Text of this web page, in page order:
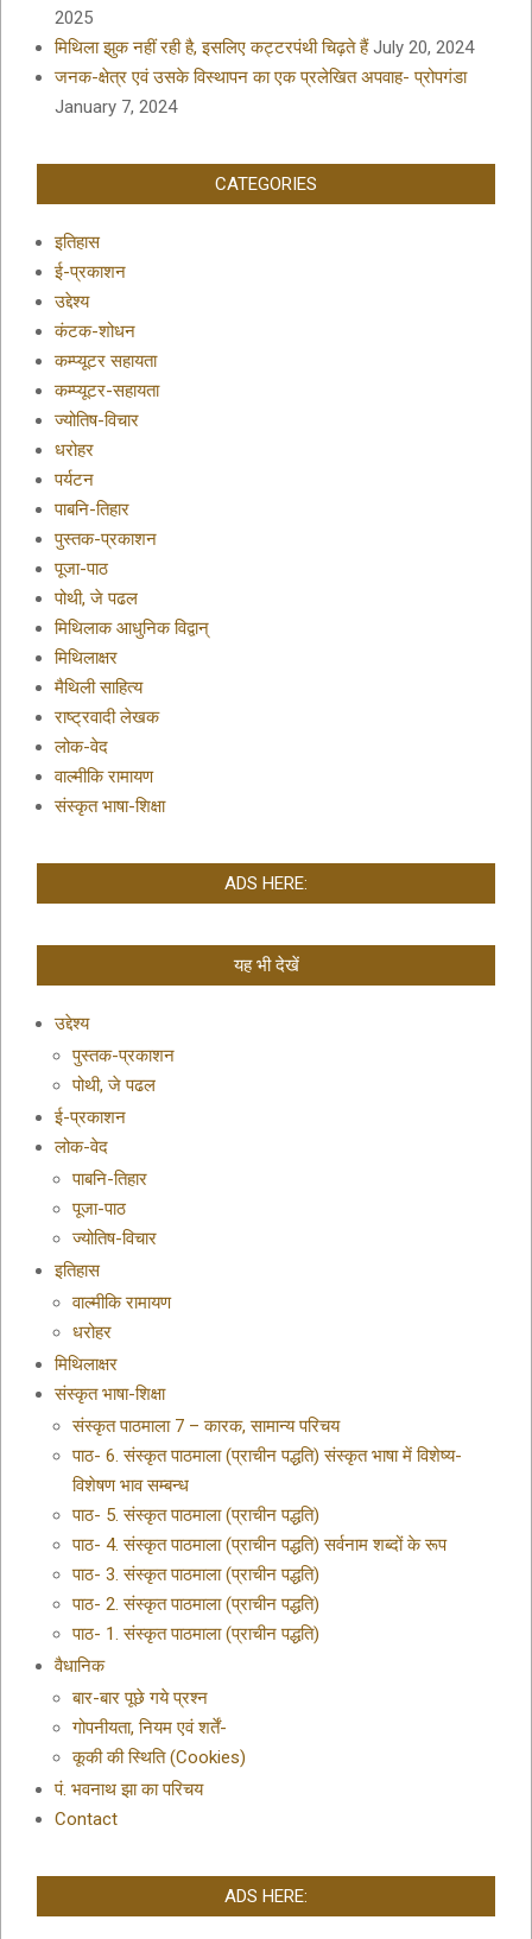
2025
मिथिला झुक नहीं रही है, इसलिए कट्टरपंथी चिढ़ते हैं July 20, 2024
जनक-क्षेत्र एवं उसके विस्थापन का एक प्रलेखित अपवाह- प्रोपगंडा
January 7, 2024
CATEGORIES
इतिहास
ई-प्रकाशन
उद्देश्य
कंटक-शोधन
कम्प्यूटर सहायता
कम्प्यूटर-सहायता
ज्योतिष-विचार
धरोहर
पर्यटन
पाबनि-तिहार
पुस्तक-प्रकाशन
पूजा-पाठ
पोथी, जे पढल
मिथिलाक आधुनिक विद्वान्
मिथिलाक्षर
मैथिली साहित्य
राष्ट्रवादी लेखक
लोक-वेद
वाल्मीकि रामायण
संस्कृत भाषा-शिक्षा
ADS HERE:
यह भी देखें
उद्देश्य
पुस्तक-प्रकाशन
पोथी, जे पढल
ई-प्रकाशन
लोक-वेद
पाबनि-तिहार
पूजा-पाठ
ज्योतिष-विचार
इतिहास
वाल्मीकि रामायण
धरोहर
मिथिलाक्षर
संस्कृत भाषा-शिक्षा
संस्कृत पाठमाला 7 – कारक, सामान्य परिचय
पाठ- 6. संस्कृत पाठमाला (प्राचीन पद्धति) संस्कृत भाषा में विशेष्य-
विशेषण भाव सम्बन्ध
पाठ- 5. संस्कृत पाठमाला (प्राचीन पद्धति)
पाठ- 4. संस्कृत पाठमाला (प्राचीन पद्धति) सर्वनाम शब्दों के रूप
पाठ- 3. संस्कृत पाठमाला (प्राचीन पद्धति)
पाठ- 2. संस्कृत पाठमाला (प्राचीन पद्धति)
पाठ- 1. संस्कृत पाठमाला (प्राचीन पद्धति)
वैधानिक
बार-बार पूछे गये प्रश्न
गोपनीयता, नियम एवं शर्तें-
कूकी की स्थिति (Cookies)
पं. भवनाथ झा का परिचय
Contact
ADS HERE: